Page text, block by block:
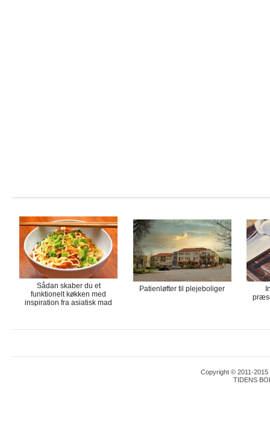
Sådan skaber du et
funktionelt køkken med
inspiration fra asiatisk mad
Patienløfter til plejeboliger
Copyright © 2011-2015
TIDENS